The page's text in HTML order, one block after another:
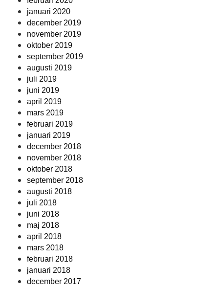
januari 2020
december 2019
november 2019
oktober 2019
september 2019
augusti 2019
juli 2019
juni 2019
april 2019
mars 2019
februari 2019
januari 2019
december 2018
november 2018
oktober 2018
september 2018
augusti 2018
juli 2018
juni 2018
maj 2018
april 2018
mars 2018
februari 2018
januari 2018
december 2017